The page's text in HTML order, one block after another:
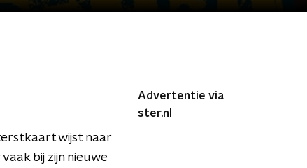
wijst naar
bij zijn nieuwe
Advertentie via
ster.nl